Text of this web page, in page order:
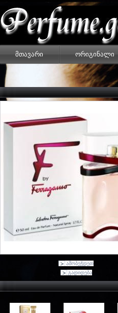
მთავარი ორიგინალი
ამობეჭდეთ
გადიდება